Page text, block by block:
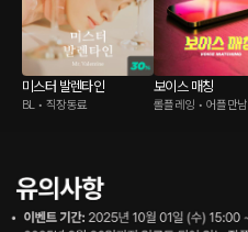
미스터 발렌타인
BL • 직장동료
보이스 매칭
롤플레잉 • 어플만남